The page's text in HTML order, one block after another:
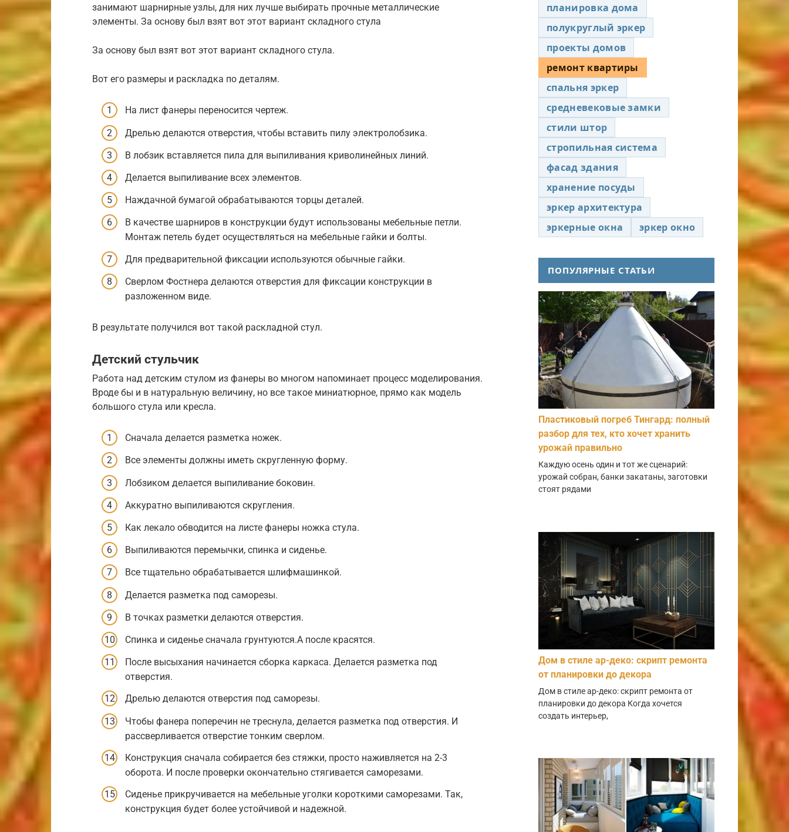
занимают шарнирные узлы, для них лучше выбирать прочные металлические
элементы. За основу был взят вот этот вариант складного стула
За основу был взят вот этот вариант складного стула.
Вот его размеры и раскладка по деталям.
На лист фанеры переносится чертеж.
Дрелью делаются отверстия, чтобы вставить пилу электролобзика.
В лобзик вставляется пила для выпиливания криволинейных линий.
Делается выпиливание всех элементов.
Наждачной бумагой обрабатываются торцы деталей.
В качестве шарниров в конструкции будут использованы мебельные петли.
Монтаж петель будет осуществляться на мебельные гайки и болты.
Для предварительной фиксации используются обычные гайки.
Сверлом Фостнера делаются отверстия для фиксации конструкции в
разложенном виде.
В результате получился вот такой раскладной стул.
Детский стульчик
Работа над детским стулом из фанеры во многом напоминает процесс моделирования.
Вроде бы и в натуральную величину, но все такое миниатюрное, прямо как модель
большого стула или кресла.
Сначала делается разметка ножек.
Все элементы должны иметь скругленную форму.
Лобзиком делается выпиливание боковин.
Аккуратно выпиливаются скругления.
Как лекало обводится на листе фанеры ножка стула.
Выпиливаются перемычки, спинка и сиденье.
Все тщательно обрабатывается шлифмашинкой.
Делается разметка под саморезы.
В точках разметки делаются отверстия.
Спинка и сиденье сначала грунтуются.А после красятся.
После высыхания начинается сборка каркаса. Делается разметка под
отверстия.
Дрелью делаются отверстия под саморезы.
Чтобы фанера поперечин не треснула, делается разметка под отверстия. И
рассверливается отверстие тонким сверлом.
Конструкция сначала собирается без стяжки, просто наживляется на 2-3
оборота. И после проверки окончательно стягивается саморезами.
Сиденье прикручивается на мебельные уголки короткими саморезами. Так,
конструкция будет более устойчивой и надежной.
планировка дома
полукруглый эркер
проекты домов
ремонт квартиры
спальня эркер
средневековые замки
стили штор
стропильная система
фасад здания
хранение посуды
эркер архитектура
эркерные окна
эркер окно
ПОПУЛЯРНЫЕ СТАТЬИ
Пластиковый погреб Тингард: полный
разбор для тех, кто хочет хранить
урожай правильно
Каждую осень один и тот же сценарий:
урожай собран, банки закатаны, заготовки
стоят рядами
Дом в стиле ар-деко: скрипт ремонта
от планировки до декора
Дом в стиле ар-деко: скрипт ремонта от
планировки до декора Когда хочется
создать интерьер,